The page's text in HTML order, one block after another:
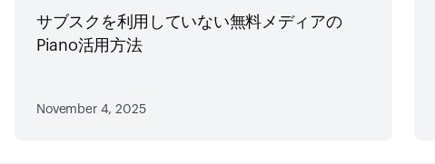
サブスクを利用していない無料メディアの
Piano活用方法
November 4, 2025